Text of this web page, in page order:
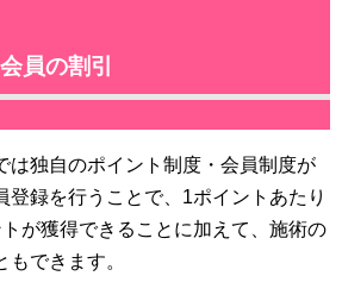
員の割引
は独自のポイント制度・会員制度が
登録を行うことで、1ポイントあたり
が獲得できることに加えて、施術の
できます。